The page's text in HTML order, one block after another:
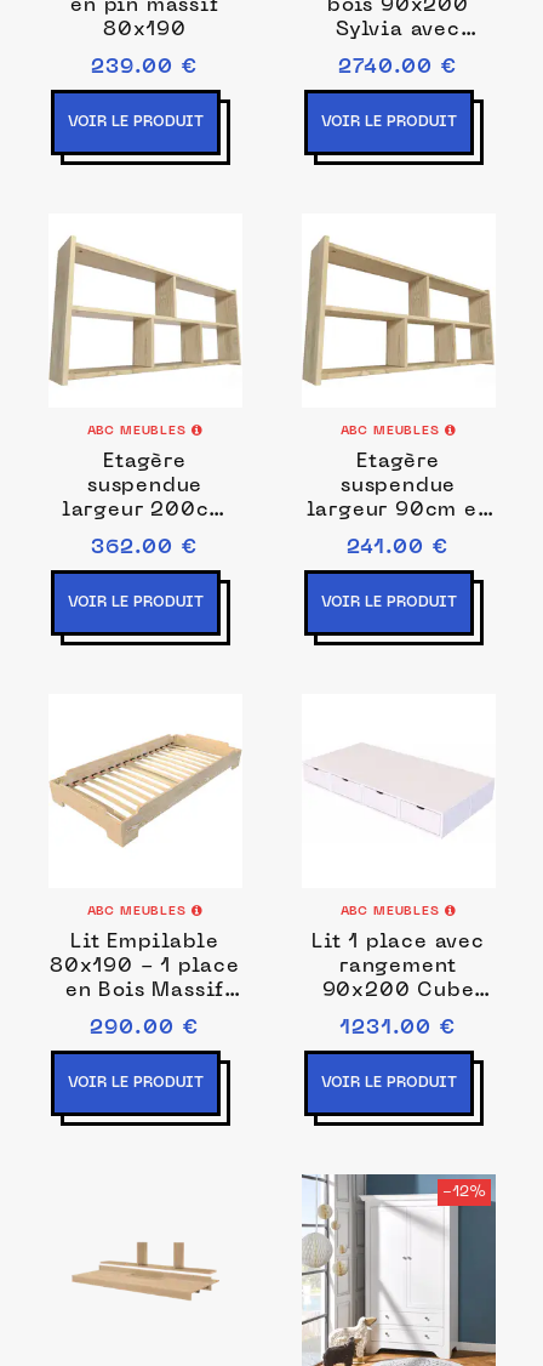
en pin massif
80x190
239.00 €
VOIR LE PRODUIT
bois 90x200
Sylvia avec
escalier cube
90x200
2740.00 €
VOIR LE PRODUIT
ABC MEUBLES
Etagère
suspendue
largeur 200cm
en bois pour lit
mezzanine
362.00 €
VOIR LE PRODUIT
ABC MEUBLES
Etagère
suspendue
largeur 90cm en
bois pour lit
mezzanine
241.00 €
VOIR LE PRODUIT
ABC MEUBLES
Lit Empilable
80x190 - 1 place
en Bois Massif
80x190
290.00 €
VOIR LE PRODUIT
ABC MEUBLES
Lit 1 place avec
rangement
90x200 Cube
90x200
1231.00 €
VOIR LE PRODUIT
-12%